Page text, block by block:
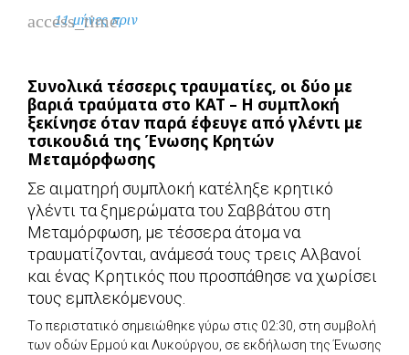
access_time
11 μήνες πριν
Συνολικά τέσσερις τραυματίες, οι δύο με
βαριά τραύματα στο ΚΑΤ – Η συμπλοκή
ξεκίνησε όταν παρά έφευγε από γλέντι με
τσικουδιά της Ένωσης Κρητών
Μεταμόρφωσης
Σε αιματηρή συμπλοκή κατέληξε κρητικό
γλέντι τα ξημερώματα του Σαββάτου στη
Μεταμόρφωση, με τέσσερα άτομα να
τραυματίζονται, ανάμεσά τους τρεις Αλβανοί
και ένας Κρητικός που προσπάθησε να χωρίσει
τους εμπλεκόμενους.
Το περιστατικό σημειώθηκε γύρω στις 02:30, στη συμβολή
των οδών Ερμού και Λυκούργου, σε εκδήλωση της Ένωσης